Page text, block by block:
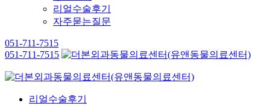
리얼수술후기
자주묻는질문
051-711-7515
051-711-7515
리얼수술후기